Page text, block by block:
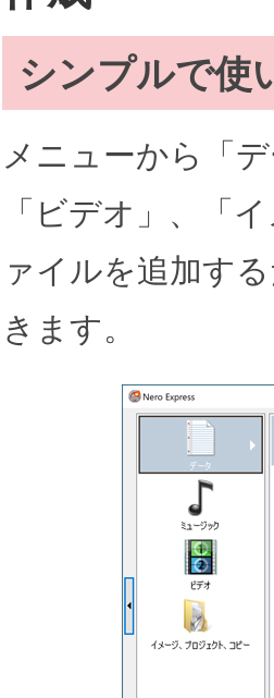
シンプルで使
メニューから「
「ビデオ」、「
ァイルを追加す
きます。